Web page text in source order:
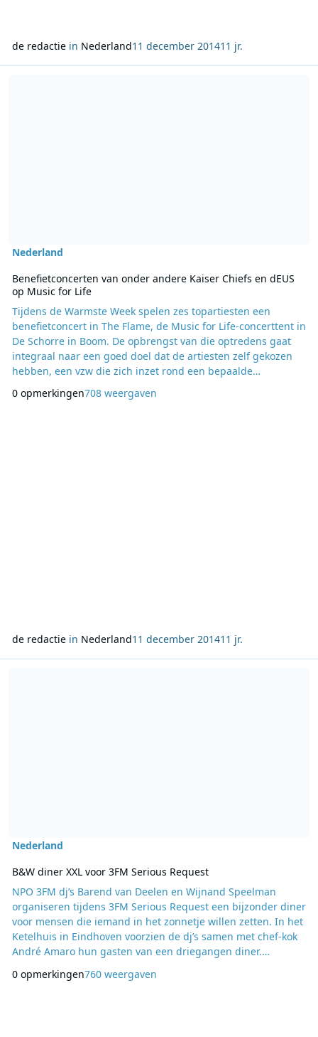
de redactiein Nederland11 december 201411 jr.
Nederland
Benefietconcerten van onder andere Kaiser Chiefs en dEUS
op Music for Life
Tijdens de Warmste Week spelen zes topartiesten een
benefietconcert in The Flame, de Music for Life-concerttent in
De Schorre in Boom. De opbrengst van die optredens gaat
integraal naar een goed doel dat de artiesten zelf gekozen
hebben, een vzw die zich inzet rond een bepaalde
problematiek die de artiesten nauw aan het hart ligt. De
artiesten en de goede doelen waarvoor ze spelen werden
0 opmerkingen708 weergaven
de redactiein Nederland11 december 201411 jr.
Nederland
B&W diner XXL voor 3FM Serious Request
NPO 3FM dj’s Barend van Deelen en Wijnand Speelman
organiseren tijdens 3FM Serious Request een bijzonder diner
voor mensen die iemand in het zonnetje willen zetten. In het
Ketelhuis in Eindhoven voorzien de dj’s samen met chef-kok
André Amaro hun gasten van een driegangen diner.
het muzikale dessert. Ken jij iemand die jouw eeuwige dank
0 opmerkingen760 weergaven